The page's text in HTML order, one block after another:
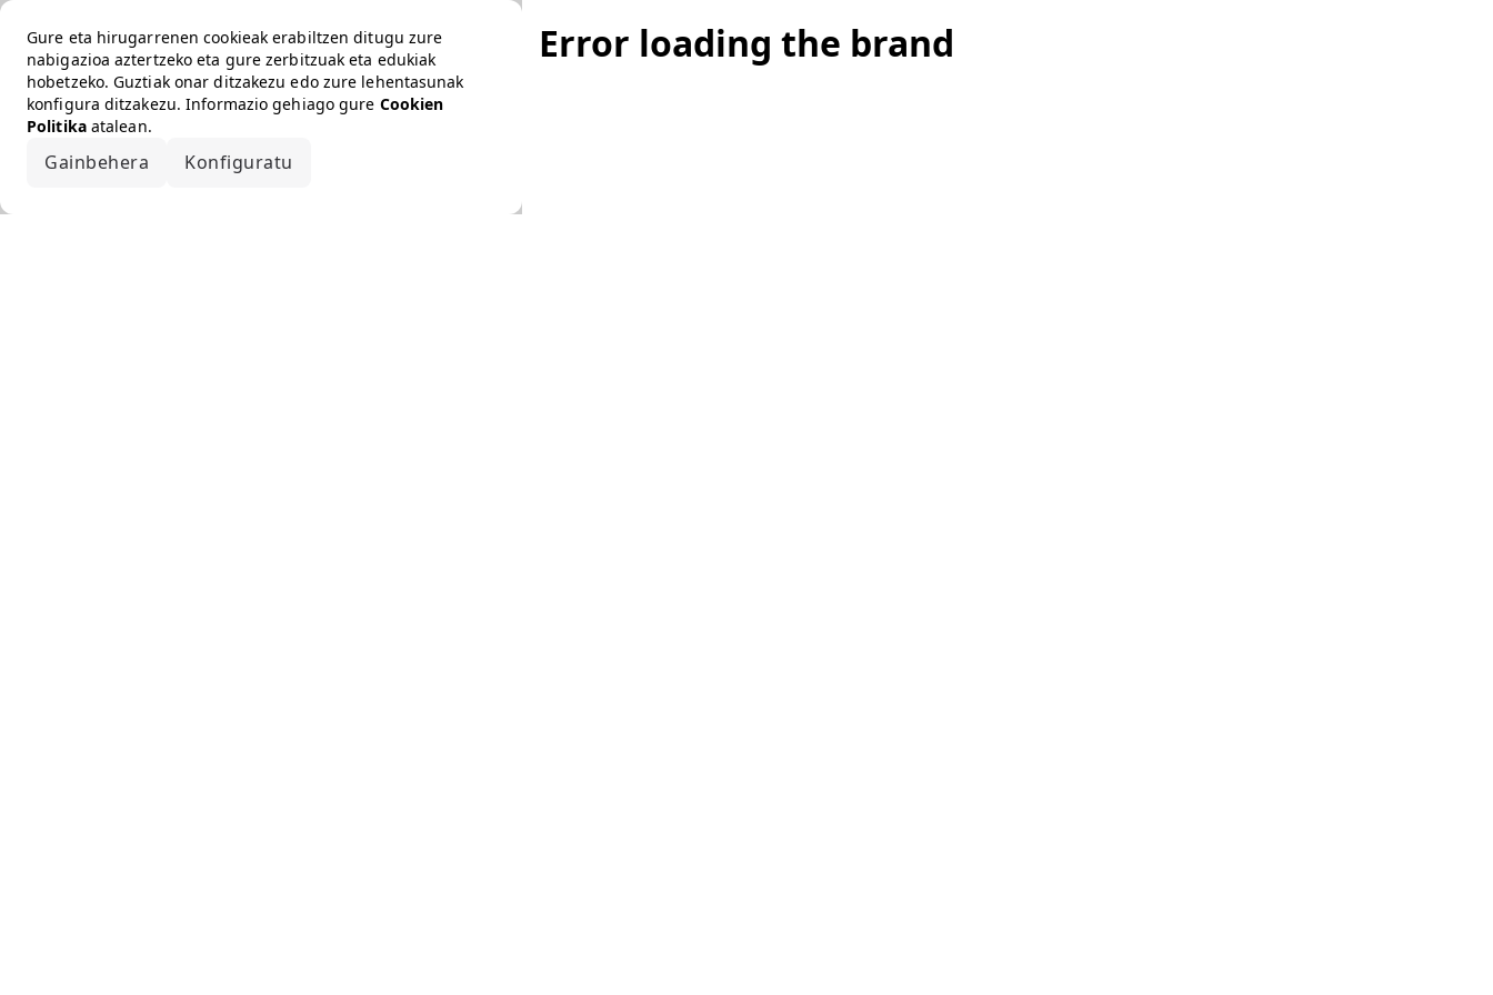
Gure eta hirugarrenen cookieak erabiltzen ditugu zure
nabigazioa aztertzeko eta gure zerbitzuak eta edukiak
hobetzeko. Guztiak onar ditzakezu edo zure lehentasunak
konfigura ditzakezu. Informazio gehiago gure Cookien
Politika atalean.
Gainbehera Konfiguratu
Error loading the brand